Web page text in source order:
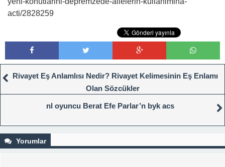
acti/2828259
Rivayet Eş Anlamlısı Nedir? Rivayet Kelimesinin Eş Enlamı
Olan Sözcükler
nl oyuncu Berat Efe Parlar’n byk acs
Yorumlar